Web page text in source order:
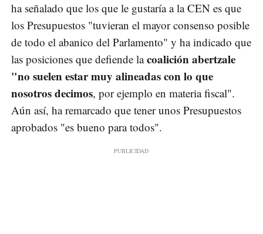
ha señalado que los que le gustaría a la CEN es que
los Presupuestos "tuvieran el mayor consenso posible
de todo el abanico del Parlamento" y ha indicado que
las posiciones que defiende lacoalición abertzale
"no suelen estar muy alineadas con lo que
nosotros decimos, por ejemplo en materia fiscal".
Aún así, ha remarcado que tener unos Presupuestos
aprobados "es bueno para todos".